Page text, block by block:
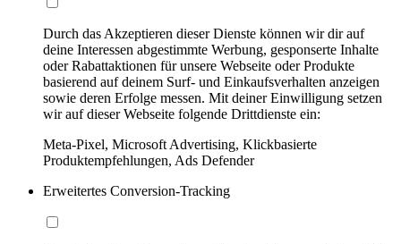
Durch das Akzeptieren dieser Dienste können wir dir auf
deine Interessen abgestimmte Werbung, gesponserte Inhalte
oder Rabattaktionen für unsere Webseite oder Produkte
basierend auf deinem Surf- und Einkaufsverhalten anzeigen
sowie deren Erfolge messen. Mit deiner Einwilligung setzen
wir auf dieser Webseite folgende Drittdienste ein:
Meta-Pixel, Microsoft Advertising, Klickbasierte
Produktempfehlungen, Ads Defender
Erweitertes Conversion-Tracking